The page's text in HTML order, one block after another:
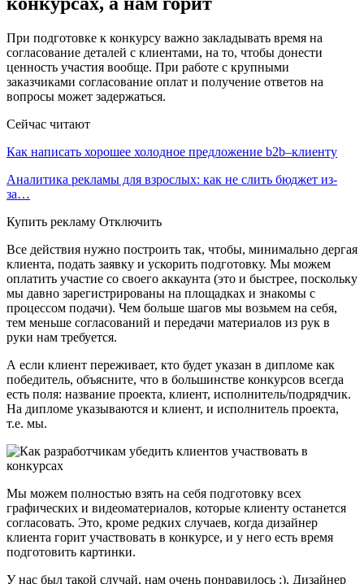
При подготовке к конкурсу важно закладывать время на
согласование деталей с клиентами, на то, чтобы донести
ценность участия вообще. При работе с крупными
заказчиками согласование оплат и получение ответов на
вопросы может задержаться.
Сейчас читают
Как написать хорошее холодное предложение b2b–клиенту
Аналитика рекламы для взрослых: как не слить бюджет из-
за…
Купить рекламу Отключить
Все действия нужно построить так, чтобы, минимально дергая
клиента, подать заявку и ускорить подготовку. Мы можем
оплатить участие со своего аккаунта (это и быстрее, поскольку
мы давно зарегистрированы на площадках и знакомы с
процессом подачи). Чем больше шагов мы возьмем на себя,
тем меньше согласований и передачи материалов из рук в
руки нам требуется.
А если клиент переживает, кто будет указан в дипломе как
победитель, объясните, что в большинстве конкурсов всегда
есть поля: название проекта, клиент, исполнитель/подрядчик.
На дипломе указываются и клиент, и исполнитель проекта,
т.е. мы.
Мы можем полностью взять на себя подготовку всех
графических и видеоматериалов, которые клиенту останется
согласовать. Это, кроме редких случаев, когда дизайнер
клиента горит участвовать в конкурсе, и у него есть время
подготовить картинки.
У нас был такой случай, нам очень понравилось :). Дизайнер